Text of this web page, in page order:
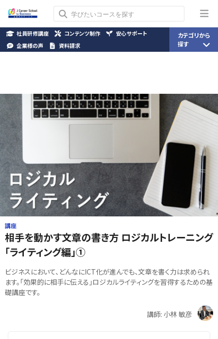
講座
相手を動かす文章の書き方 ロジカルトレーニング
「ライティング編」①
ビジネスにおいて、どんなにICT化が進んでも、文章を書く力は求められ
ます。「効果的に相手に伝える」ロジカルライティングを習得するための基
礎講座です。
講師: 小林 敏彦
社員研修講座 コンテンツ制作
安心サポート
企業様の声
資料請求
カテゴリから
探す